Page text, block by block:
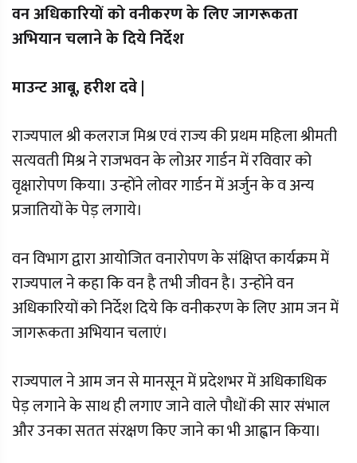
वन अधिकारियों को वनीकरण के लिए जागरूकता
अभियान चलाने के दिये निर्देश
माउन्ट आबू, हरीश दवे |
राज्यपाल श्री कलराज मिश्र एवं राज्य की प्रथम महिला श्रीमती
सत्यवती मिश्र ने राजभवन के लोअर गार्डन में रविवार को
वृक्षारोपण किया। उन्होंने लोवर गार्डन में अर्जुन के व अन्य
प्रजातियों के पेड़ लगाये।
वन विभाग द्वारा आयोजित वनारोपण के संक्षिप्त कार्यक्रम में
राज्यपाल ने कहा कि वन है तभी जीवन है। उन्होंने वन
अधिकारियों को निर्देश दिये कि वनीकरण के लिए आम जन में
जागरूकता अभियान चलाएं।
राज्यपाल ने आम जन से मानसून में प्रदेशभर में अधिकाधिक
पेड़ लगाने के साथ ही लगाए जाने वाले पौधों की सार संभाल
और उनका सतत संरक्षण किए जाने का भी आह्वान किया।